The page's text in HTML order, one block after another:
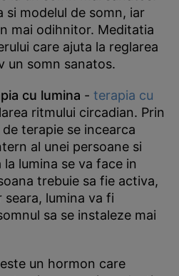
modelul de somn, iar
mai odihnitor. Meditatia
care ajuta la reglarea
un somn sanatos.
cu lumina - terapia cu
ritmului circadian. Prin
terapie se incearca
al unei persoane si
lumina se va face in
trebuie sa fie activa,
seara, lumina va fi
sa se instaleze mai
un hormon care